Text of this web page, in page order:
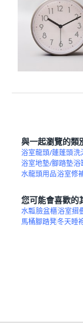
與一起瀏覽的類
浴室龍頭/蓮蓬頭洗
浴室地墊/腳踏墊浴
水龍頭用品浴室修
您可能會喜歡的
水瓢臉盆櫃浴室摺
馬桶腳踏凳冬天睡